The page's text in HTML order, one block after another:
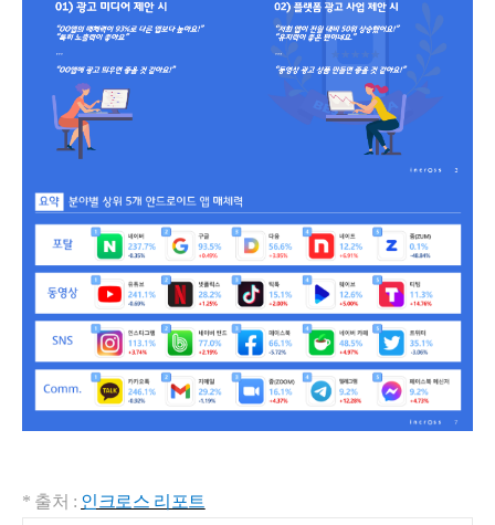
* 출처 : 인크로스 리포트